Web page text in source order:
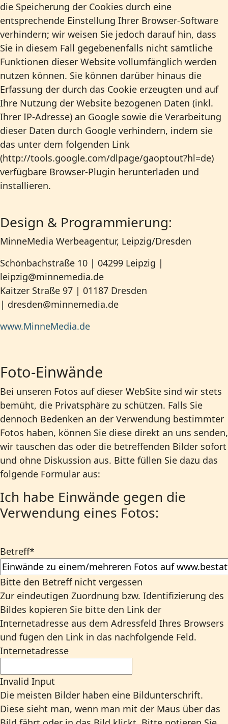
die Speicherung der Cookies durch eine
entsprechende Einstellung Ihrer Browser-Software
verhindern; wir weisen Sie jedoch darauf hin, dass
Sie in diesem Fall gegebenenfalls nicht sämtliche
Funktionen dieser Website vollumfänglich werden
nutzen können. Sie können darüber hinaus die
Erfassung der durch das Cookie erzeugten und auf
Ihre Nutzung der Website bezogenen Daten (inkl.
Ihrer IP-Adresse) an Google sowie die Verarbeitung
dieser Daten durch Google verhindern, indem sie
das unter dem folgenden Link
(http://tools.google.com/dlpage/gaoptout?hl=de)
verfügbare Browser-Plugin herunterladen und
installieren.
Design & Programmierung:
MinneMedia Werbeagentur, Leipzig/Dresden
Schönbachstraße 10 | 04299 Leipzig |
leipzig@minnemedia.de
Kaitzer Straße 97 | 01187 Dresden
| dresden@minnemedia.de
www.MinneMedia.de
Foto-Einwände
Bei unseren Fotos auf dieser WebSite sind wir stets
bemüht, die Privatsphäre zu schützen. Falls Sie
dennoch Bedenken an der Verwendung bestimmter
Fotos haben, können Sie diese direkt an uns senden,
wir tauschen das oder die betreffenden Bilder sofort
und ohne Diskussion aus. Bitte füllen Sie dazu das
folgende Formular aus:
Ich habe Einwände gegen die
Verwendung eines Fotos:
Betreff*
Bitte den Betreff nicht vergessen
Zur eindeutigen Zuordnung bzw. Identifizierung des
Bildes kopieren Sie bitte den Link der
Internetadresse aus dem Adressfeld Ihres Browsers
und fügen den Link in das nachfolgende Feld.
Internetadresse
Invalid Input
Die meisten Bilder haben eine Bildunterschrift.
Diese sieht man, wenn man mit der Maus über das